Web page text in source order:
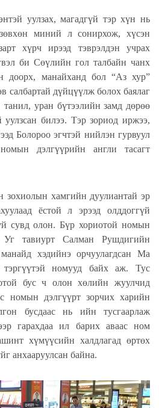
уулзах, магадгүй тэр хүн нь
миний л сонирхож, хүсэн
хүрч ирээд тэврэлдэн учрах
би Сөүлийн гол талбайн чанх
доорх, манайханд бол “Аз хур”
салбартай дүйцүүлж болох баялаг
уран бүтээлийн замд дөрөө
уулзсан билээ. Тэр зориод иржээ,
Болороо эгчтэй нийлэн гурвуул
дэлгүүрийн англи тасагт
зохиолын хамгийн дуулиантай эр
ёстой л эрээд олддоггүй
сувд олон. Бүр хориотой номын
Уг тавиурт Салман Рушдигийн
хэдийнэ орчуулагдсан Ма
номууд байх аж. Тус
бус ч олон хөлийн жуулчид
номын дэлгүүрт зорчих харийн
бусдаас нь ийн тусгаарлаж
гарахдаа ил барих аваас ном
хүмүүсийн халдлагад өртөх
анхааруулсан байна.